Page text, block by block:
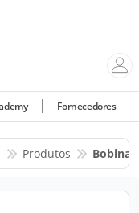
Fornecedores
Produtos Bobina